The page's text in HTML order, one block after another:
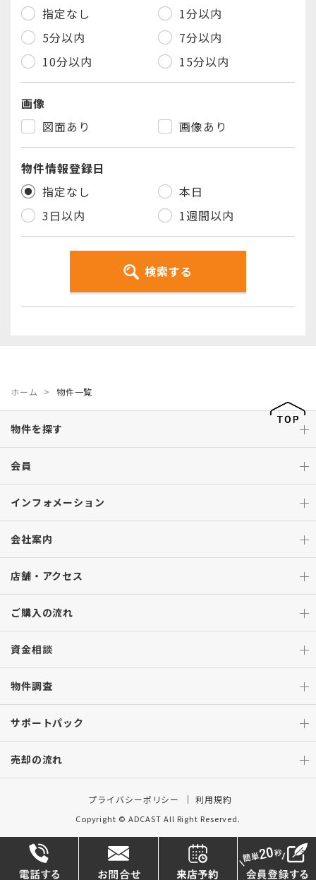
指定なし
1分以内
5分以内
7分以内
10分以内
15分以内
画像
図面あり
画像あり
物件情報登録日
指定なし
本日
3日以内
1週間以内
検索する
ホーム 物件一覧
物件を探す
会員
インフォメーション
会社案内
店舗・アクセス
ご購入の流れ
資金相談
物件調査
サポートパック
売却の流れ
プライバシーポリシー 利用規約
Copyright © ADCAST All Right Reserved.